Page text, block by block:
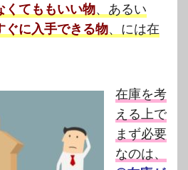
くてももいい物、あるい
ぐに入手できる物、には在
在庫を考
える上で
まず必要
なのは、